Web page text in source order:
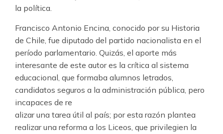
la política.
Francisco Antonio Encina, conocido por su Historia
de Chile, fue diputado del partido nacionalista en el
período parlamentario. Quizás, el aporte más
interesante de este autor es la crítica al sistema
educacional, que formaba alumnos letrados,
candidatos seguros a la administración pública, pero
incapaces de re
alizar una tarea útil al país; por esta razón plantea
realizar una reforma a los Liceos, que privilegien la